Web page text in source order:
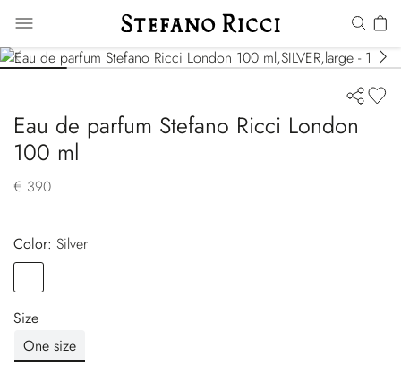
Eau de parfum Stefano Ricci London
100 ml
€ 390
Color:
silver
Size
One size